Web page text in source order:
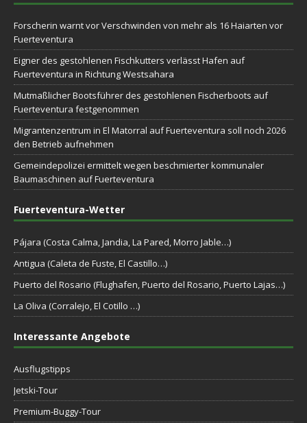
Forscherin warnt vor Verschwinden von mehr als 16 Haiarten vor
Fuerteventura
Eigner des gestohlenen Fischkutters verlässt Hafen auf
Fuerteventura in Richtung Westsahara
Mutmaßlicher Bootsführer des gestohlenen Fischerboots auf
Fuerteventura festgenommen
Migrantenzentrum in El Matorral auf Fuerteventura soll noch 2026
den Betrieb aufnehmen
Gemeindepolizei ermittelt wegen beschmierter kommunaler
Baumaschinen auf Fuerteventura
Fuerteventura-Wetter
Pájara (Costa Calma, Jandia, La Pared, Morro Jable…)
Antigua (Caleta de Fuste, El Castillo…)
Puerto del Rosario (Flughafen, Puerto del Rosario, Puerto Lajas…)
La Oliva (Corralejo, El Cotillo …)
Interessante Angebote
Ausflugstipps
Jetski-Tour
Premium-Buggy-Tour